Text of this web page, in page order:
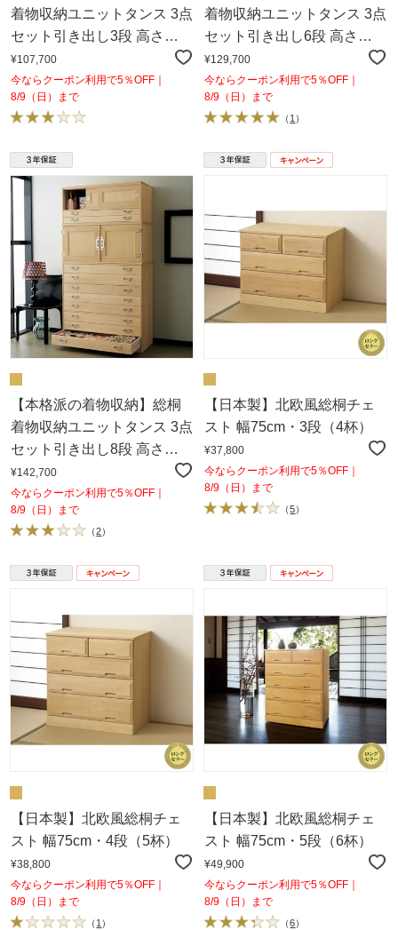
着物収納ユニットタンス 3点
セット引き出し3段 高さ
130.5cm
¥107,700
今ならクーポン利用で5％OFF｜
8/9（日）まで
着物収納ユニットタンス 3点
セット引き出し6段 高さ
164.5cm
¥129,700
今ならクーポン利用で5％OFF｜
8/9（日）まで
（ 1 ）
【本格派の着物収納】総桐
着物収納ユニットタンス 3点
セット引き出し8段 高さ
188cm
¥142,700
今ならクーポン利用で5％OFF｜
8/9（日）まで
（2）
【日本製】北欧風総桐チェ
スト 幅75cm・3段（4杯）
¥37,800
今ならクーポン利用で5％OFF｜
8/9（日）まで
（5）
【日本製】北欧風総桐チェ
スト 幅75cm・4段（5杯）
¥38,800
今ならクーポン利用で5％OFF｜
8/9（日）まで
（ 1 ）
【日本製】北欧風総桐チェ
スト 幅75cm・5段（6杯）
¥49,900
今ならクーポン利用で5％OFF｜
8/9（日）まで
（6）